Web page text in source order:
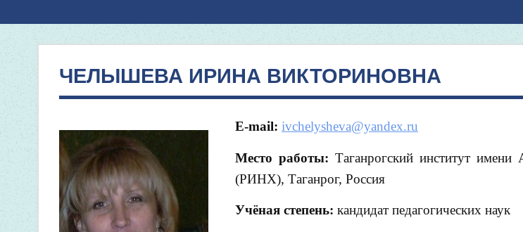
ЧЕЛЫШЕВА ИРИНА ВИКТОРИНОВНА
E-mail: ivchelysheva@yandex.ru
Место работы:Таганрогский институт
(РИНХ), Таганрог, Россия
Учёная степень: кандидат педагогических наук